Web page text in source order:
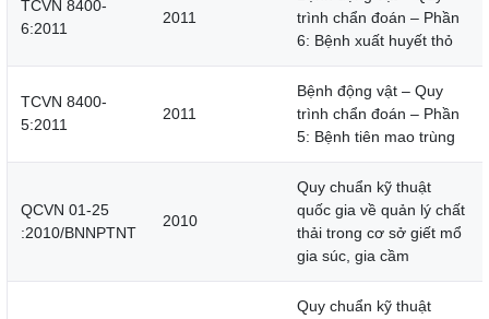
TCVN 8400-
6:2011
2011
trình chẩn đoán – Phần
6: Bệnh xuất huyết thỏ
TCVN 8400-
5:2011
2011
Bệnh động vật – Quy
trình chẩn đoán – Phần
5: Bệnh tiên mao trùng
QCVN 01-25
:2010/BNNPTNT
2010
Quy chuẩn kỹ thuật
quốc gia về quản lý chất
thải trong cơ sở giết mổ
gia súc, gia cầm
Quy chuẩn kỹ thuật